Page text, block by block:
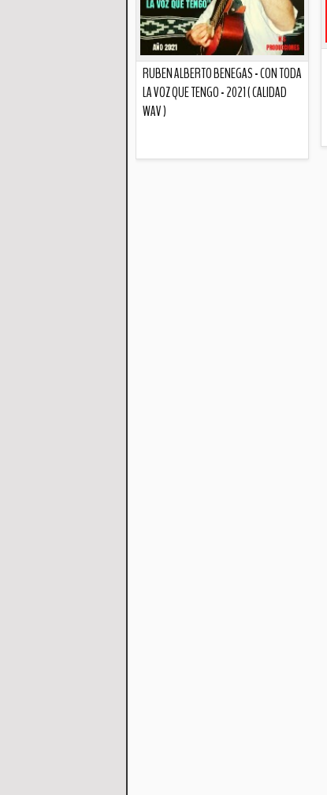
RUBEN ALBERTO BENEGAS - CON TODA
LA VOZ QUE TENGO - 2021 ( CALIDAD
WAV )